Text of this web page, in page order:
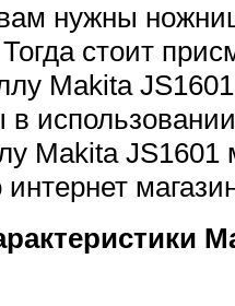
нужны
стоит
Makita
Makita JS1601